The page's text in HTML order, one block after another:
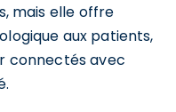
mais elle offre
aux patients,
connectés avec